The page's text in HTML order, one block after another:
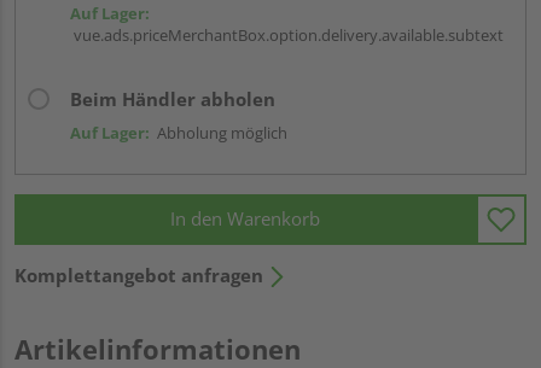
Auf Lager:
vue.ads.priceMerchantBox.option.delivery.available.subtext
Beim Händler abholen
Auf Lager: Abholung möglich
In den Warenkorb
Komplettangebot anfragen
Artikelinformationen